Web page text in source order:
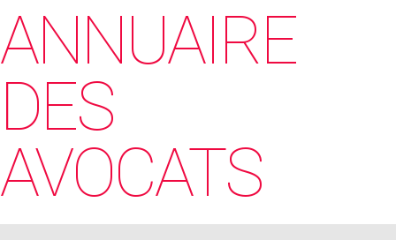
ANNUAIRE
DES
AVOCATS